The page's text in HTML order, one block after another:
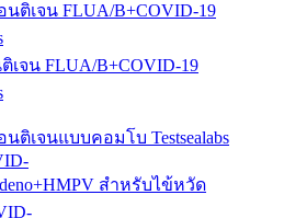
จน FLUA/B+COVID-19